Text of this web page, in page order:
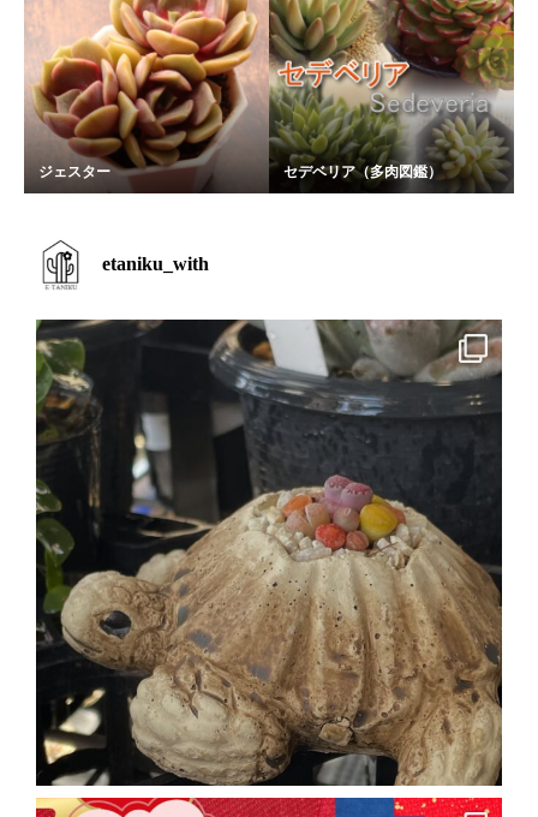
ジェスター セデベリア（多肉図鑑）
etaniku_with